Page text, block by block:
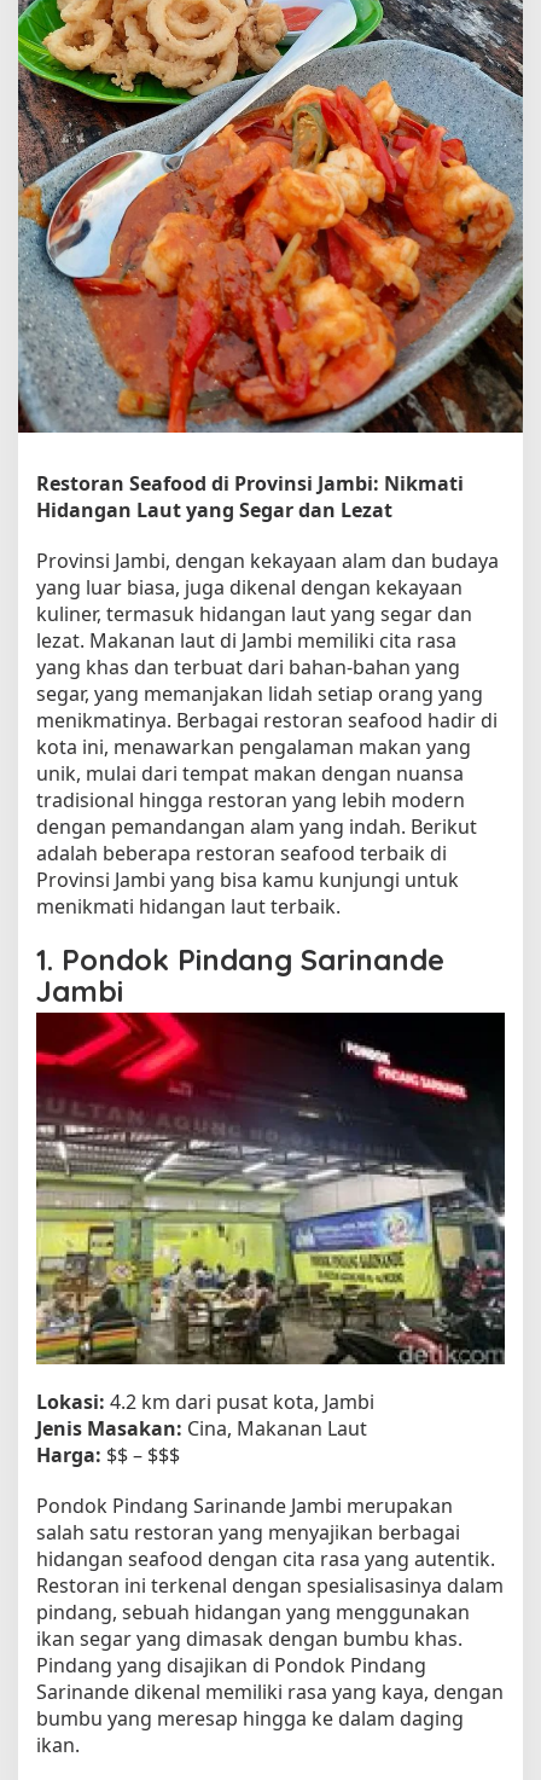
o
d
d
i
J
a
m
b
i
Restoran Seafood di Provinsi Jambi: Nikmati
Hidangan Laut yang Segar dan Lezat
Provinsi Jambi, dengan kekayaan alam dan budaya
yang luar biasa, juga dikenal dengan kekayaan
kuliner, termasuk hidangan laut yang segar dan
lezat. Makanan laut di Jambi memiliki cita rasa
yang khas dan terbuat dari bahan-bahan yang
segar, yang memanjakan lidah setiap orang yang
menikmatinya. Berbagai restoran seafood hadir di
kota ini, menawarkan pengalaman makan yang
unik, mulai dari tempat makan dengan nuansa
tradisional hingga restoran yang lebih modern
dengan pemandangan alam yang indah. Berikut
adalah beberapa restoran seafood terbaik di
Provinsi Jambi yang bisa kamu kunjungi untuk
menikmati hidangan laut terbaik.
1. Pondok Pindang Sarinande
Jambi
Lokasi: 4.2 km dari pusat kota, Jambi
Jenis Masakan: Cina, Makanan Laut
Harga: $$ – $$$
Pondok Pindang Sarinande Jambi merupakan
salah satu restoran yang menyajikan berbagai
hidangan seafood dengan cita rasa yang autentik.
Restoran ini terkenal dengan spesialisasinya dalam
pindang, sebuah hidangan yang menggunakan
ikan segar yang dimasak dengan bumbu khas.
Pindang yang disajikan di Pondok Pindang
Sarinande dikenal memiliki rasa yang kaya, dengan
bumbu yang meresap hingga ke dalam daging
ikan.